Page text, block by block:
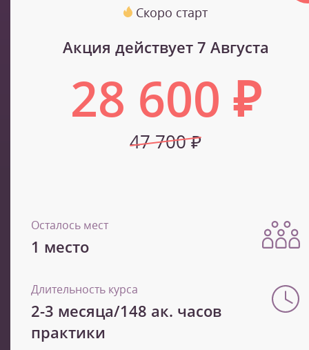
Скоро старт
Акция действует 7 Августа
28 600 ₽
47 700 ₽
Осталось мест
1 место
Длительность курса
2-3 месяца/148 ак. часов
практики